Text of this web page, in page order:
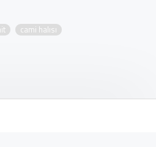
cami halısı
Halıları | Tasarım İskender Bilici